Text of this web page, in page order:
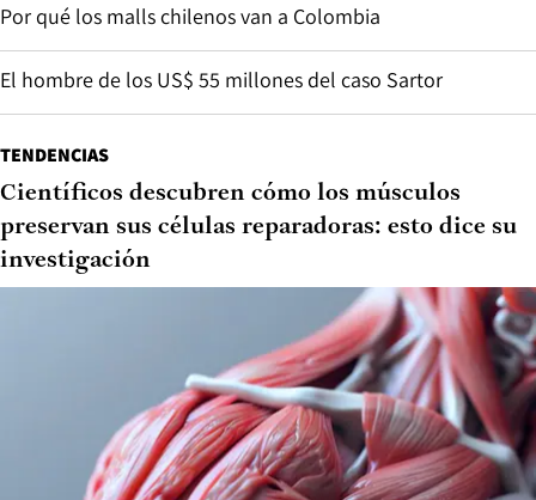
Por qué los malls chilenos van a Colombia
El hombre de los US$ 55 millones del caso Sartor
TENDENCIAS
Científicos descubren cómo los músculos
preservan sus células reparadoras: esto dice su
investigación